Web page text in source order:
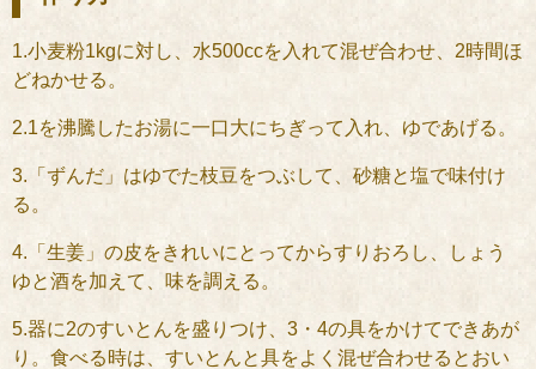
1.小麦粉1kgに対し、水500ccを入れて混ぜ合わせ、2時間ほ
どねかせる。
2.1を沸騰したお湯に一口大にちぎって入れ、ゆであげる。
3.「ずんだ」はゆでた枝豆をつぶして、砂糖と塩で味付け
る。
4.「生姜」の皮をきれいにとってからすりおろし、しょう
ゆと酒を加えて、味を調える。
5.器に2のすいとんを盛りつけ、3・4の具をかけてできあが
り。食べる時は、すいとんと具をよく混ぜ合わせるとおい